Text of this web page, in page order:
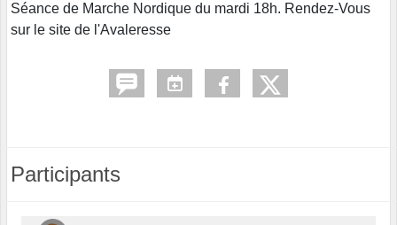
Séance de Marche Nordique du mardi 18h. Rendez-Vous
sur le site de l'Avaleresse
Participants